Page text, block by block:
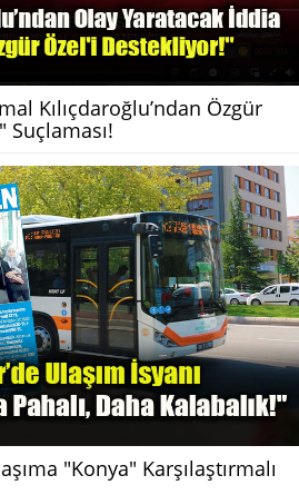
Kılıçdaroğlu’ndan Özgür
Suçlaması!
"Konya" Karşılaştırmalı